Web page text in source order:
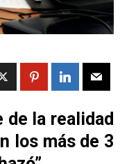
de la realidad
los más de 3